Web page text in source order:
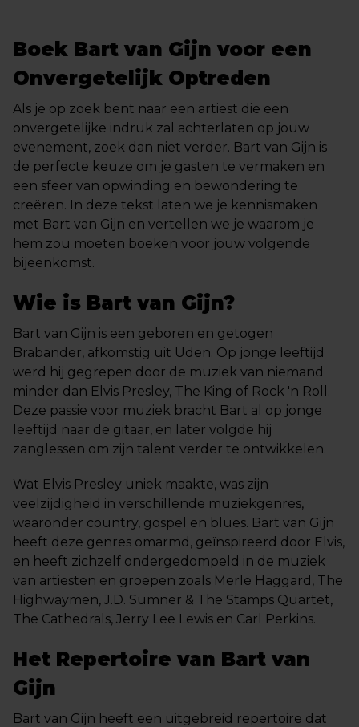
Boek Bart van Gijn voor een
Onvergetelijk Optreden
Als je op zoek bent naar een artiest die een
onvergetelijke indruk zal achterlaten op jouw
evenement, zoek dan niet verder. Bart van Gijn is
de perfecte keuze om je gasten te vermaken en
een sfeer van opwinding en bewondering te
creëren. In deze tekst laten we je kennismaken
met Bart van Gijn en vertellen we je waarom je
hem zou moeten boeken voor jouw volgende
bijeenkomst.
Wie is Bart van Gijn?
Bart van Gijn is een geboren en getogen
Brabander, afkomstig uit Uden. Op jonge leeftijd
werd hij gegrepen door de muziek van niemand
minder dan Elvis Presley, The King of Rock 'n Roll.
Deze passie voor muziek bracht Bart al op jonge
leeftijd naar de gitaar, en later volgde hij
zanglessen om zijn talent verder te ontwikkelen.
Wat Elvis Presley uniek maakte, was zijn
veelzijdigheid in verschillende muziekgenres,
waaronder country, gospel en blues. Bart van Gijn
heeft deze genres omarmd, geïnspireerd door Elvis,
en heeft zichzelf ondergedompeld in de muziek
van artiesten en groepen zoals Merle Haggard, The
Highwaymen, J.D. Sumner & The Stamps Quartet,
The Cathedrals, Jerry Lee Lewis en Carl Perkins.
Het Repertoire van Bart van
Gijn
Bart van Gijn heeft een uitgebreid repertoire dat